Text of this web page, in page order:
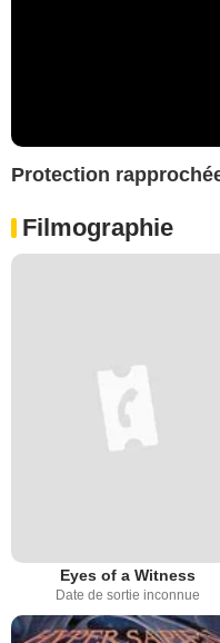
Protection
Filmographie
Eyes of a Witness
Date de sortie inconnue